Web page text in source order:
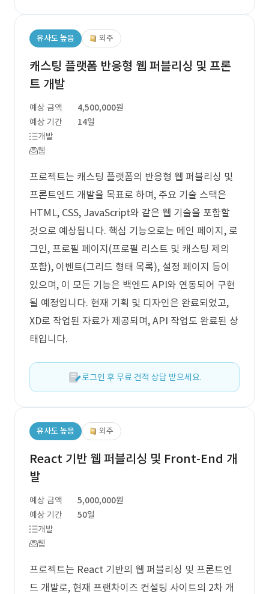
유사도 높음 외주
캐스팅 플랫폼 반응형 웹 퍼블리싱 및 프론
트 개발
예상 금액
4,500,000원
예상 기간
14일
개발
웹
프로젝트는 캐스팅 플랫폼의 반응형 웹 퍼블리싱 및
프론트엔드 개발을 목표로 하며, 주요 기술 스택은
HTML, CSS, JavaScript와 같은 웹 기술을 포함할
것으로 예상됩니다. 핵심 기능으로는 메인 페이지, 로
그인, 프로필 페이지(프로필 리스트 및 캐스팅 제의
포함), 이벤트(그리드 형태 목록), 설정 페이지 등이
있으며, 이 모든 기능은 백엔드 API와 연동되어 구현
될 예정입니다. 현재 기획 및 디자인은 완료되었고,
XD로 작업된 자료가 제공되며, API 작업도 완료된 상
태입니다.
로그인 후 무료 견적 상담 받으세요.
유사도 높음 외주
React 기반 웹 퍼블리싱 및 Front-End 개
발
예상 금액
5,000,000원
예상 기간
50일
개발
웹
프로젝트는 React 기반의 웹 퍼블리싱 및 프론트엔
드 개발로, 현재 프랜차이즈 컨설팅 사이트의 2차 개